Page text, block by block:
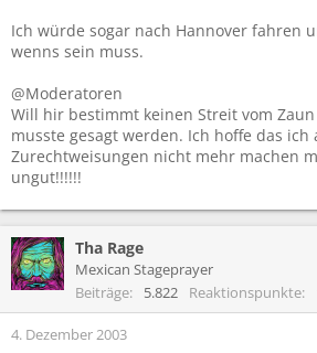
Ich würde sogar nach Hannover fahren
wenns sein muss.
@Moderatoren
Will hir bestimmt keinen Streit vom
musste gesagt werden. Ich hoffe das ich
Zurechtweisungen nicht mehr machen
ungut!!!!!!
Tha Rage
Mexican Stageprayer
Beiträge
5.822 Reaktionspunkte
4. Dezember 2003